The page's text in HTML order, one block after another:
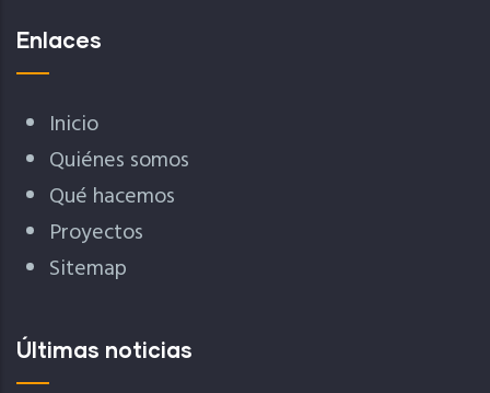
Enlaces
Inicio
Quiénes somos
Qué hacemos
Proyectos
Sitemap
Últimas noticias